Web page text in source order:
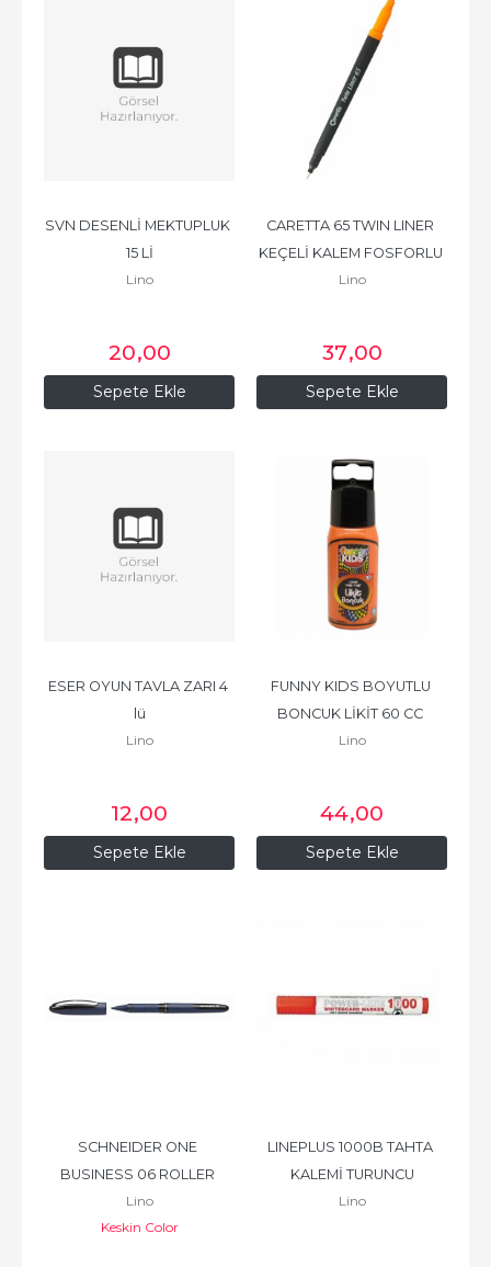
Sepete Ekle
SVN DESENLİ MEKTUPLUK
15 Lİ
Lino
20,00
Sepete Ekle
CARETTA 65 TWIN LINER
KEÇELİ KALEM FOSFORLU
TURUNC
Lino
37,00
Sepete Ekle
ESER OYUN TAVLA ZARI 4
lü
Lino
12,00
Sepete Ekle
FUNNY KIDS BOYUTLU
BONCUK LİKİT 60 CC
TURUNCU
Lino
44,00
SCHNEIDER ONE
BUSINESS 06 ROLLER
KALEM-SİYAH
Lino
Keskin Color
LINEPLUS 1000B TAHTA
KALEMİ TURUNCU
Lino